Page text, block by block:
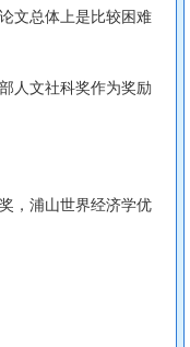
文总体上是比较困难
人文社科奖作为奖励
，浦山世界经济学优